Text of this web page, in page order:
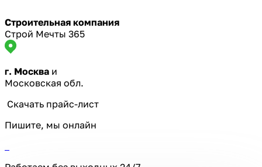
Строительная компания
Строй Мечты 365
г. Москва и
Московская обл.
Скачать прайс-лист
Пишите, мы онлайн